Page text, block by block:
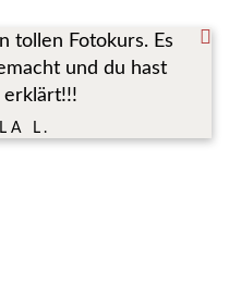
tollen Fotokurs. Es
und du hast
erklärt!!!
L.